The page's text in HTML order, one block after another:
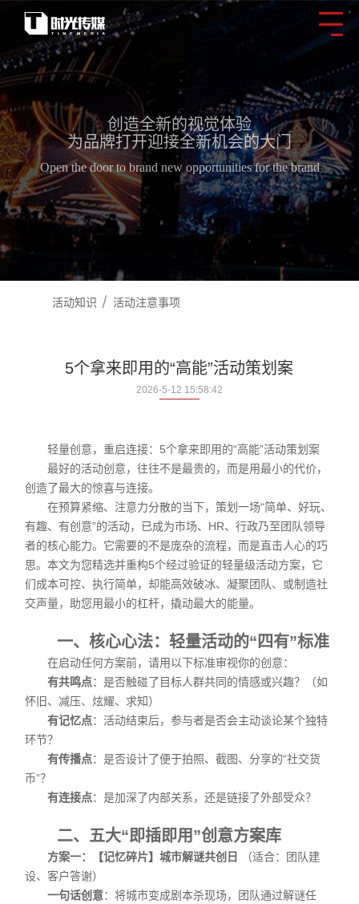
创造全新的视觉体验
为品牌打开迎接全新机会的大门
Open the door to brand new opportunities for the brand
活动知识 活动注意事项
5个拿来即用的“高能”活动策划案
2026-5-12 15:58:42
轻量创意，重启连接：5个拿来即用的“高能”活动策划案
最好的活动创意，往往不是最贵的，而是用最小的代价，
创造了最大的惊喜与连接。
在预算紧缩、注意力分散的当下，策划一场“简单、好玩、
有趣、有创意”的活动，已成为市场、HR、行政乃至团队领导
者的核心能力。它需要的不是庞杂的流程，而是直击人心的巧
思。本文为您精选并重构5个经过验证的轻量级活动方案，它
们成本可控、执行简单，却能高效破冰、凝聚团队、或制造社
交声量，助您用最小的杠杆，撬动最大的能量。
一、核心心法：轻量活动的“四有”标准
在启动任何方案前，请用以下标准审视你的创意：
有共鸣点：是否触碰了目标人群共同的情感或兴趣？（如
怀旧、减压、炫耀、求知）
有记忆点：活动结束后，参与者是否会主动谈论某个独特
环节？
有传播点：是否设计了便于拍照、截图、分享的“社交货
币”？
有连接点：是加深了内部关系，还是链接了外部受众？
二、五大“即插即用”创意方案库
方案一：【记忆碎片】城市解谜共创日
（适合：团队建
设、客户答谢）
一句话创意：将城市变成剧本杀现场，团队通过解谜任